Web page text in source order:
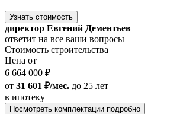
Узнать стоимость
директор Евгений Дементьев
ответит на все ваши вопросы
Стоимость строительства
Цена от
6 664 000 ₽
от 31 601 ₽/мес. до 25 лет
в ипотеку
Посмотреть комплектации подробно